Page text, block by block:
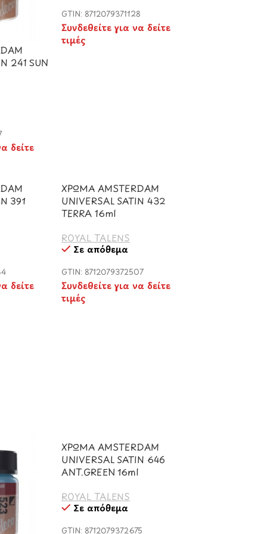
241 SUN
δείτε
GTIN: 8712079371128
Συνδεθείτε για να δείτε
τιμές
391
δείτε
ΧΡΩΜΑ AMSTERDAM
UNIVERSAL SATIN 432
TERRA 16ml
ROYAL TALENS
Σε απόθεμα
GTIN: 8712079372507
Συνδεθείτε για να δείτε
τιμές
ΧΡΩΜΑ AMSTERDAM
UNIVERSAL SATIN 646
ANT.GREEN 16ml
ROYAL TALENS
Σε απόθεμα
GTIN: 8712079372675